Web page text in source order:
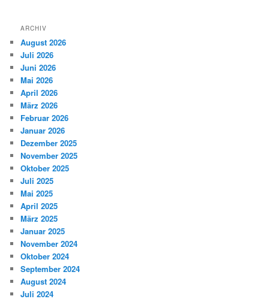
ARCHIV
August 2026
Juli 2026
Juni 2026
Mai 2026
April 2026
März 2026
Februar 2026
Januar 2026
Dezember 2025
November 2025
Oktober 2025
Juli 2025
Mai 2025
April 2025
März 2025
Januar 2025
November 2024
Oktober 2024
September 2024
August 2024
Juli 2024